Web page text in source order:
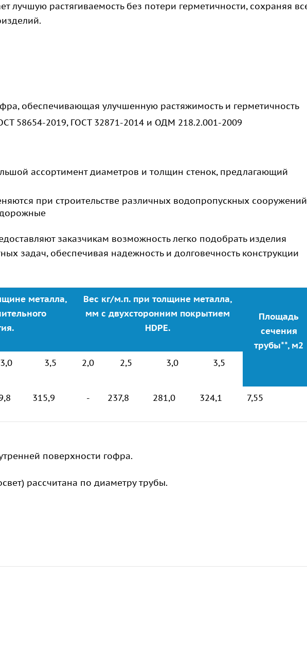
лучшую растягиваемость без потери герметичности, сохраняя
обеспечивающая улучшенную растяжимость и герметичность
58654-2019, ГОСТ 32871-2014 и ОДМ 218.2.001-2009
ассортимент диаметров и толщин стенок, предлагающий
при строительстве различных водопропускных
заказчикам возможность легко подобрать изделия
задач, обеспечивая надежность и долговечность конструкции
металла,
Вес кг/м.п. при толщине металла,
мм с двухсторонним покрытием
HDPE.
Площадь
сечения
трубы**, м2
3,0 3,5 2,0 2,5 3,0 3,5
315,9 - 237,8 281,0 324,1 7,55
поверхности гофра.
рассчитана по диаметру трубы.